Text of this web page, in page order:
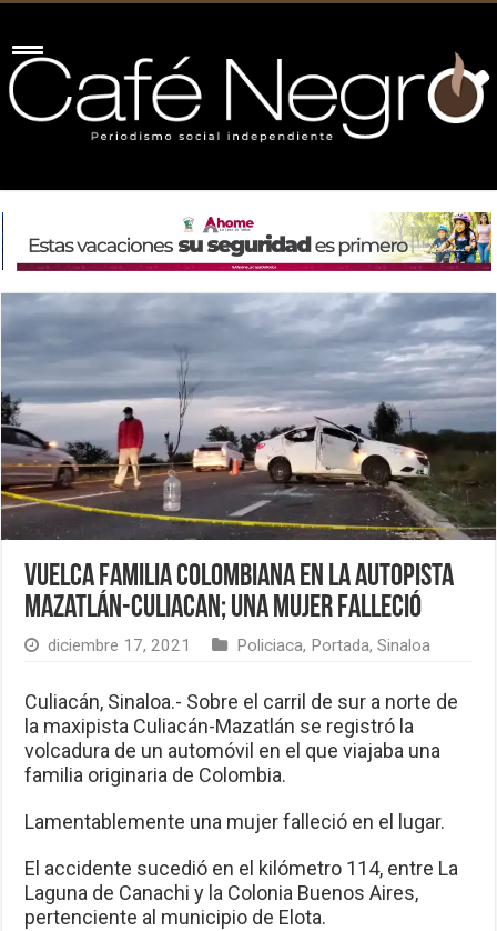
Vuelca familia colombiana en la autopista
Mazatlán-Culiacan; una mujer falleció
diciembre 17, 2021 Policiaca, Portada,Sinaloa
Culiacán, Sinaloa.- Sobre el carril de sur a norte de
la maxipista Culiacán-Mazatlán se registró la
volcadura de un automóvil en el que viajaba una
familia originaria de Colombia.
Lamentablemente una mujer falleció en el lugar.
El accidente sucedió en el kilómetro 114, entre La
Laguna de Canachi y la Colonia Buenos Aires,
pertenciente al municipio de Elota.